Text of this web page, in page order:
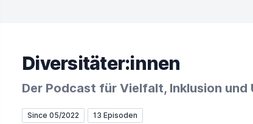
Diversitäter:innen
Der Podcast für Vielfalt, Inklusion und
Since 05/2022 13 Episoden